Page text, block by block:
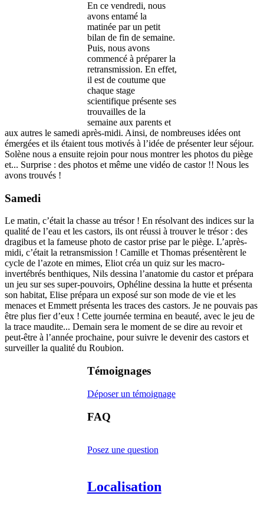
En ce vendredi, nous
avons entamé la
matinée par un petit
bilan de fin de semaine.
Puis, nous avons
commencé à préparer la
retransmission. En effet,
il est de coutume que
chaque stage
scientifique présente ses
trouvailles de la
semaine aux parents et
aux autres le samedi après-midi. Ainsi, de nombreuses idées ont
émergées et ils étaient tous motivés à l’idée de présenter leur séjour.
Solène nous a ensuite rejoin pour nous montrer les photos du piège
et... Surprise : des photos et même une vidéo de castor !! Nous les
avons trouvés !
Samedi
Le matin, c’était la chasse au trésor ! En résolvant des indices sur la
qualité de l’eau et les castors, ils ont réussi à trouver le trésor : des
dragibus et la fameuse photo de castor prise par le piège. L’après-
midi, c’était la retransmission ! Camille et Thomas présentèrent le
cycle de l’azote en mimes, Eliot créa un quiz sur les macro-
invertébrés benthiques, Nils dessina l’anatomie du castor et prépara
un jeu sur ses super-pouvoirs, Ophéline dessina la hutte et présenta
son habitat, Elise prépara un exposé sur son mode de vie et les
menaces et Emmett présenta les traces des castors. Je ne pouvais pas
être plus fier d’eux ! Cette journée termina en beauté, avec le jeu de
la trace maudite... Demain sera le moment de se dire au revoir et
peut-être à l’année prochaine, pour suivre le devenir des castors et
surveiller la qualité du Roubion.
Témoignages
Déposer un témoignage
FAQ
Posez une question
Localisation